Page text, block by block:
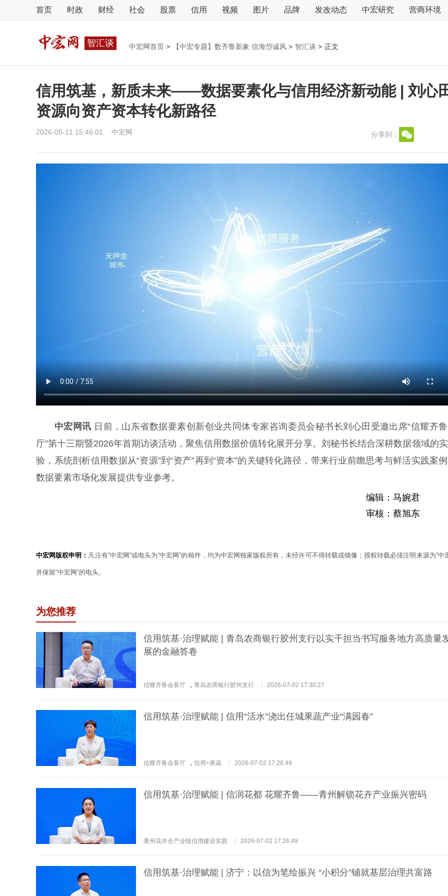
首页 时政 财经 社会 股票 信用 视频 图片 品牌 发改动态 中宏研究 营商环境
智汇谈 中宏网首页 > 【中宏专题】数齐鲁新象 信海岱诚风 > 智汇谈 > 正文
信用筑基，新质未来——数据要素化与信用经济新动能 | 刘心
资源向资产资本转化新路径
2026-05-11 15:46:01 中宏网 分享到：
中宏网讯 日前，山东省数据要素创新创业共同体专家咨询委员会秘书长刘心田受邀出席“信耀齐
厅”第十三期暨2026年首期访谈活动，聚焦信用数据价值转化展开分享。刘秘书长结合深耕数据领域的
验，系统剖析信用数据从“资源”到“资产”再到“资本”的关键转化路径，带来行业前瞻思考与鲜活实践案
数据要素市场化发展提供专业参考。
编辑：马婉君
审核：蔡旭东
中宏网版权申明： 凡注有“中宏网”或电头为“中宏网”的稿件，均为中宏网独家版权所有，未经许可不得转载或镜像；授权转载必须注明来源为“中
并保留“中宏网”的电头。
为您推荐
信用筑基·治理赋能 | 青岛农商银行胶州支行以实干担当书写服务地方高质量
展的金融答卷
信耀齐鲁会客厅 ， 青岛农商银行胶州支行 2026-07-02 17:30:27
信用筑基·治理赋能 | 信用“活水”浇出任城果蔬产业“满园春”
信耀齐鲁会客厅 ， 信用+果蔬 2026-07-02 17:28:49
信用筑基·治理赋能 | 信润花都 花耀齐鲁——青州解锁花卉产业振兴密码
青州花卉全产业链信用建设实践 2026-07-02 17:26:49
信用筑基·治理赋能 | 济宁：以信为笔绘振兴 “小积分”铺就基层治理共富路